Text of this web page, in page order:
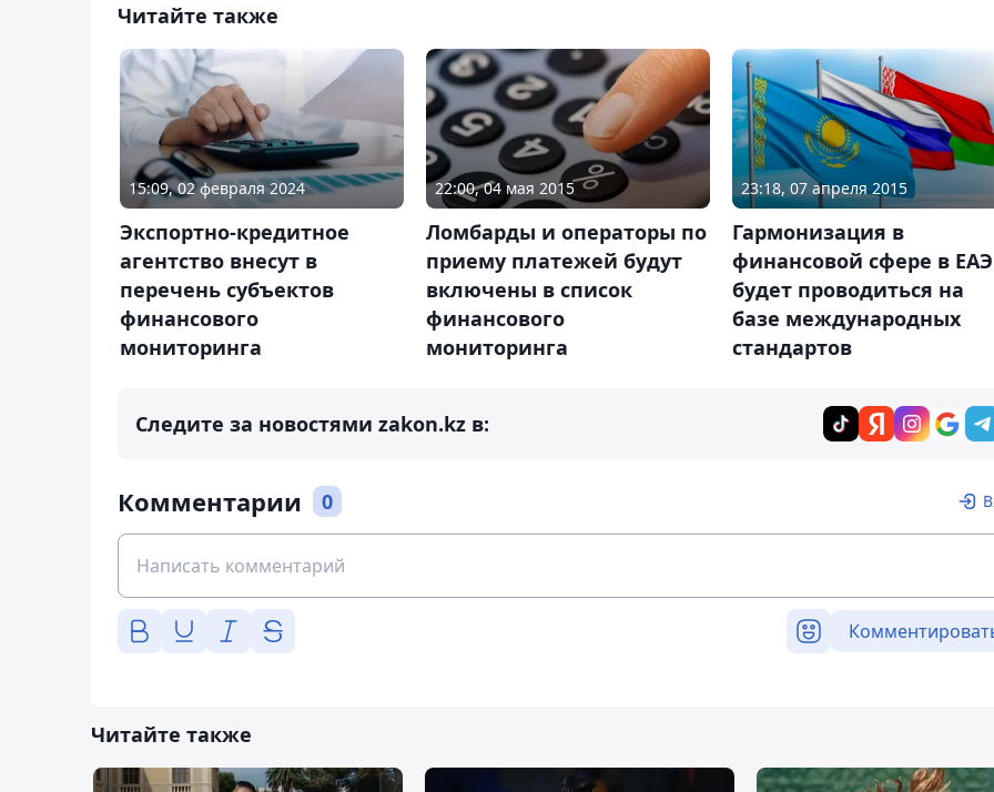
Читайте также
15:09, 02 февраля 2024
Экспортно-кредитное
агентство внесут в
перечень субъектов
финансового
мониторинга
22:00, 04 мая 2015
Ломбарды и операторы по
приему платежей будут
включены в список
финансового
мониторинга
23:18, 07 апреля 2015
Гармонизация в
финансовой сфере в
будет проводиться на
базе международных
стандартов
Следите за новостями zakon.kz в:
Комментарии 0
Читайте также